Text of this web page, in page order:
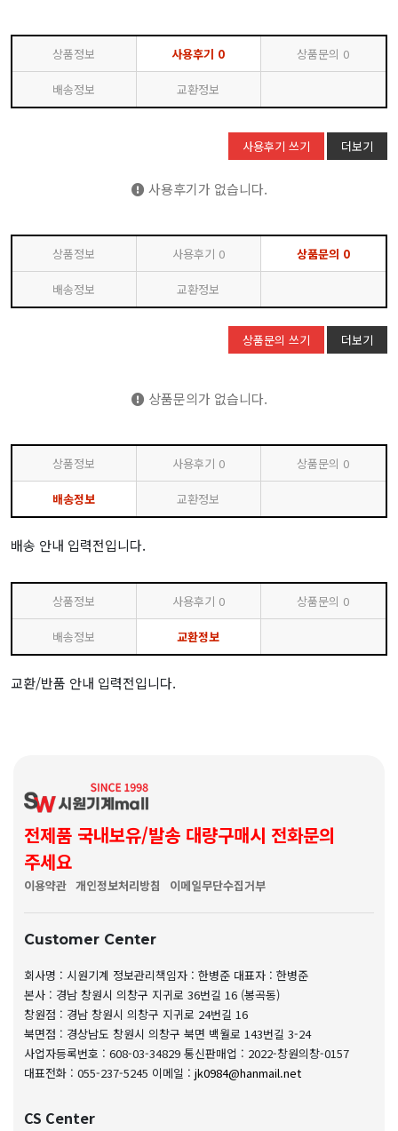
상품정보 사용후기 0 상품문의 0
배송정보 교환정보
사용후기 쓰기 더보기
사용후기가 없습니다.
상품정보 사용후기 0 상품문의 0
배송정보 교환정보
상품문의 쓰기 더보기
상품문의가 없습니다.
상품정보 사용후기 0 상품문의 0
배송정보 교환정보
배송 안내 입력전입니다.
상품정보 사용후기 0 상품문의 0
배송정보 교환정보
교환/반품 안내 입력전입니다.
전제품 국내보유/발송 대량구매시 전화문의
주세요
이용약관 개인정보처리방침 이메일무단수집거부
Customer Center
회사명 : 시원기계 정보관리책임자 : 한병준 대표자 : 한병준
본사 : 경남 창원시 의창구 지귀로 36번길 16 (봉곡동)
창원점 : 경남 창원시 의창구 지귀로 24번길 16
북면점 : 경상남도 창원시 의창구 북면 백월로 143번길 3-24
사업자등록번호 : 608-03-34829 통신판매업 : 2022-창원의창-0157
대표전화 : 055-237-5245 이메일 : jk0984@hanmail.net
CS Center